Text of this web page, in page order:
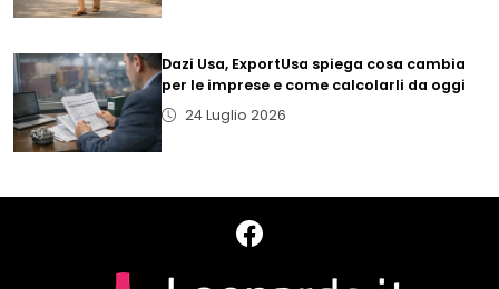
Dazi Usa, ExportUsa spiega cosa cambia
per le imprese e come calcolarli da oggi
24 Luglio 2026